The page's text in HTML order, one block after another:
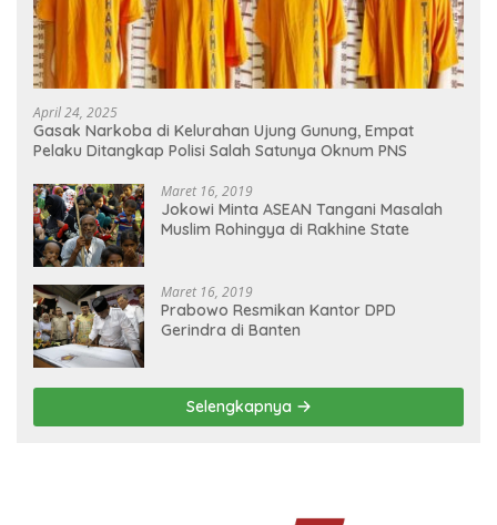
April 24, 2025
Gasak Narkoba di Kelurahan Ujung Gunung, Empat
Pelaku Ditangkap Polisi Salah Satunya Oknum PNS
Maret 16, 2019
Jokowi Minta ASEAN Tangani Masalah
Muslim Rohingya di Rakhine State
Maret 16, 2019
Prabowo Resmikan Kantor DPD
Gerindra di Banten
Selengkapnya